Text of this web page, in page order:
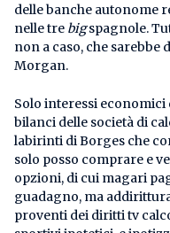
delle banche autonome
nelle tre bigspagnole.
non a caso, che sarebbe
Morgan.
Solo interessi economici
bilanci delle società di
labirinti di Borges che
solo posso comprare e
opzioni, di cui magari
guadagno, ma
proventi dei diritti tv